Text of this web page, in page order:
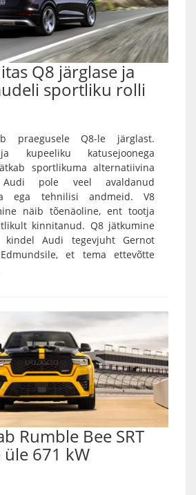
Q8 järglase ja
sportliku rolli
praegusele Q8-le järglast.
kupeeliku katusejoonega
sportlikuma alternatiivina
pole veel avaldanud
ega tehnilisi andmeid. V8
näib tõenäoline, ent tootja
kinnitanud. Q8 jätkumine
kindel Audi tegevjuht Gernot
et tema ettevõtte
Rumble Bee SRT
671 kW